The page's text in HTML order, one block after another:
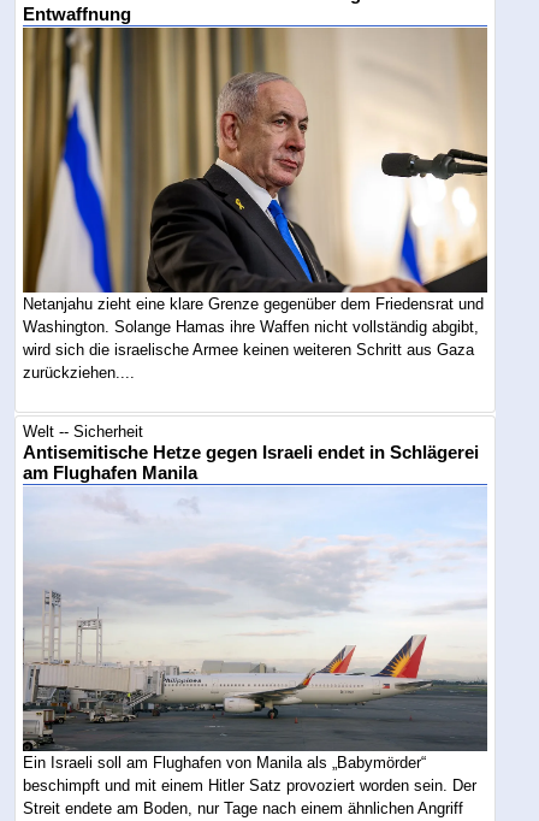
Entwaffnung
Netanjahu zieht eine klare Grenze gegenüber dem Friedensrat und
Washington. Solange Hamas ihre Waffen nicht vollständig abgibt,
wird sich die israelische Armee keinen weiteren Schritt aus Gaza
zurückziehen....
Welt -- Sicherheit
Antisemitische Hetze gegen Israeli endet in Schlägerei
am Flughafen Manila
Ein Israeli soll am Flughafen von Manila als „Babymörder“
beschimpft und mit einem Hitler Satz provoziert worden sein. Der
Streit endete am Boden, nur Tage nach einem ähnlichen Angriff